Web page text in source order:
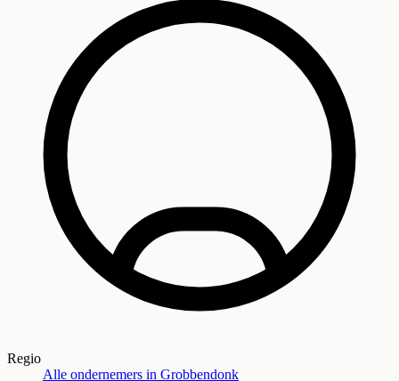
Regio
Alle ondernemers in Grobbendonk